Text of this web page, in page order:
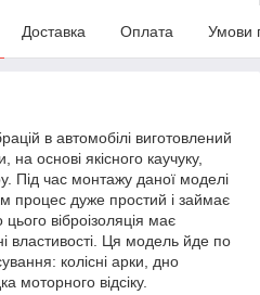
Доставка Оплата Умови
в автомобілі виготовлений
основі якісного каучуку,
Під час монтажу даної моделі
процес дуже простий і займає
віброізоляція має
властивості. Ця модель йде по
колісні арки, дно
моторного відсіку.